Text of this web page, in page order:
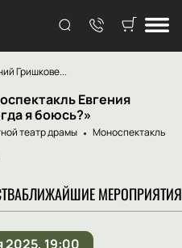
Гришкове...
Евгения
я боюсь?»
театр драмы
Моноспектакль
БЛИЖАЙШИЕ МЕРОПРИЯТИЯ